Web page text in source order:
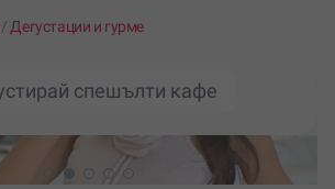
/ Дегустации и гурме
спешълти кафе